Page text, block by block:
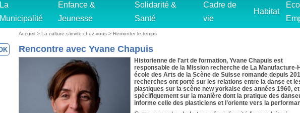
La
Municipalité
Enfance &
Jeunesse
Solidarité &
Santé
Cadre de
vie
Habitat
Accueil >La culture s’invite chez vous>Remonter le temps
Rencontre avec Yvane Chapuis
Historienne de l’art de formation, Yvane Chapuis est
responsable de la Mission recherche de La Manufacture-
école des Arts de la Scène de Suisse romande depuis
recherches ont porté sur les relations entre la danse et
plastiques sur la scène new yorkaise des années 1960,
spécifiquement sur la manière dont la pratique des
informe celle des plasticiens et l’oriente vers la